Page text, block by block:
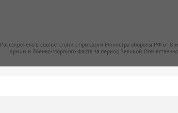
Рассекречено в соответствии с приказом Министра обороны РФ от
Армии и Военно-Морского Флота за период Великой